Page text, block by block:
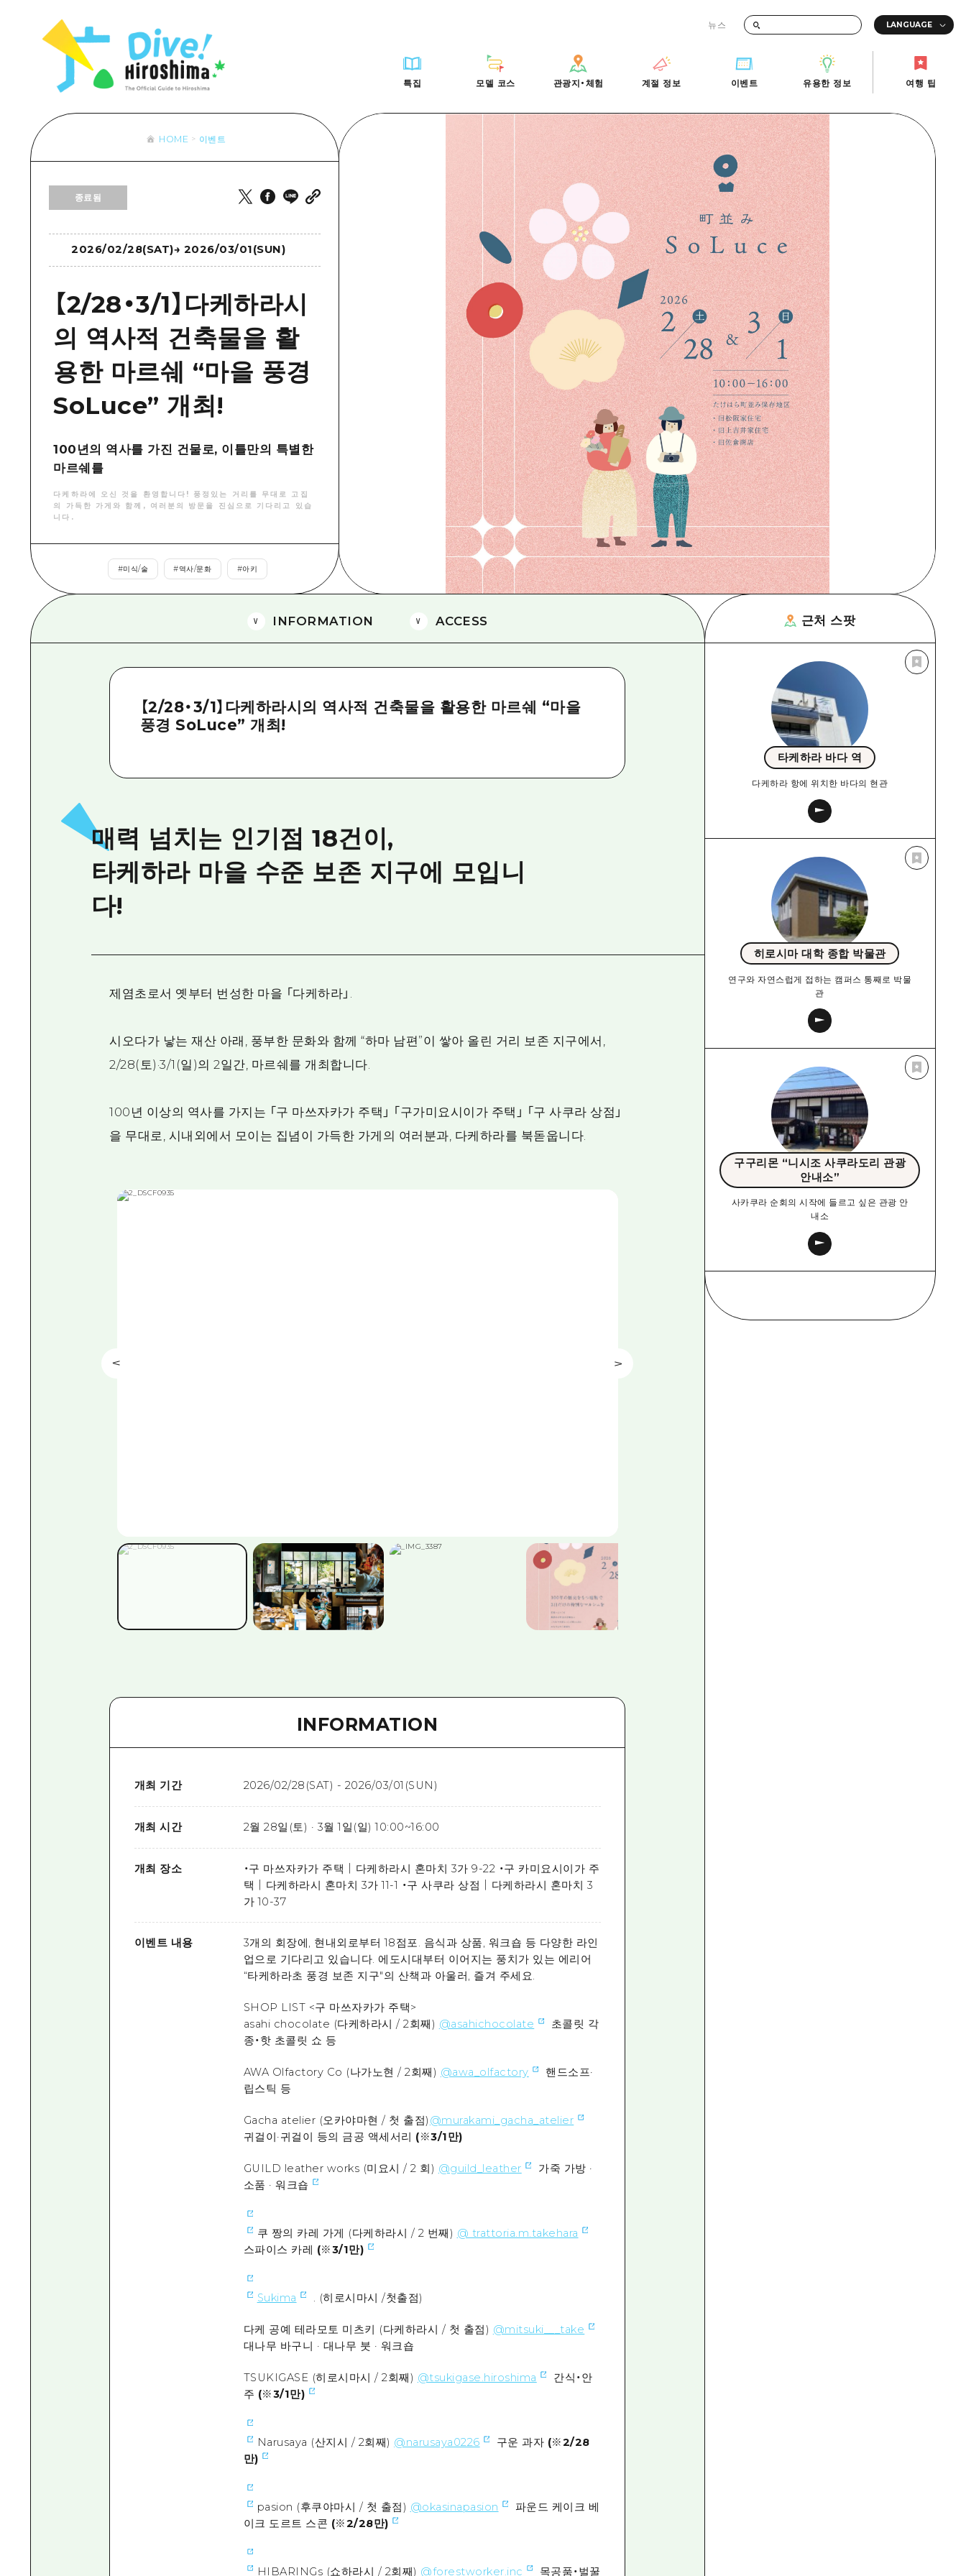
뉴스
특집
아트
자연
모델 코스
Hiroshima Moshimo Travel
히로시마시 주변
비북(備北)
게이호쿠(芸北)
미야지마(宮島) 주변
야마구치(山口)현 동부
빠른 여행
당일치기
반나절
1박 2일
2박 3일
관광지・체험
히로시마시 주변
아키(安芸)
빈고(備後)
비북(備北)
게이호쿠(芸北)
미야지마(宮島) 주변
야마구치(山口)현 동부
에히메(愛媛)현
시마네(島根)현
계절 정보
이벤트
유용한 정보
히로시마 OMOTENASHI 패스
HIROSHIMA FREE Wi-Fi
외국인 여행자용 거리 관광안내소
자원봉사 가이드
히로시마현내 매력을 동영상으로 소개!
자주 묻는 질문
사진 다운로드
재해가 발생했을 때의 교통 정보
관광 안내 책자
여행 팁
기준
역사/문화
Hiroshima Moshimo Travel
아키(安芸)
빈고(備後) 반나절
2박 3일
히로시마시 주변
아키(安芸)
미야지마(宮島) 주변
야마구치(山口)현 동부
에히메(愛媛)현
시마네(島根)현
목록
접근
보조 트래픽 요약
외국인 여행자용 거리 관광안내소
자원봉사 가이드
재해가 발생했을 때의 교통 정보
관광 안내 책자
HOME 이벤트
종료됨
2026/02/28(SAT)→ 2026/03/01(SUN)
【2/28・3/1】다케하라시
의 역사적 건축물을 활
용한 마르쉐 “마을 풍경
SoLuce” 개최!
100년의 역사를 가진 건물로, 이틀만의 특별한
마르쉐를
다케하라에 오신 것을 환영합니다! 풍정있는 거리를 무대로 고집
의 가득한 가게와 함께, 여러분의 방문을 진심으로 기다리고 있습
니다.
#미식/술 #역사/문화 #아키
INFORMATION ACCESS
【2/28・3/1】다케하라시의 역사적 건축물을 활용한 마르쉐 “마을
풍경 SoLuce” 개최!
매력 넘치는 인기점 18건이,
타케하라 마을 수준 보존 지구에 모입니
다!
제염초로서 옛부터 번성한 마을 「다케하라」.
시오다가 낳는 재산 아래, 풍부한 문화와 함께 “하마 남편”이 쌓아 올린 거리 보존 지구에서,
2/28(토)·3/1(일)의 2일간, 마르쉐를 개최합니다.
100년 이상의 역사를 가지는 「구 마쓰자카가 주택」 「구가미요시이가 주택」 「구 사쿠라 상점」
을 무대로, 시내외에서 모이는 집념이 가득한 가게의 여러분과, 다케하라를 북돋웁니다.
INFORMATION
개최 기간 2026/02/28(SAT) - 2026/03/01(SUN)
개최 시간 2월 28일(토) · 3월 1일(일) 10:00~16:00
개최 장소
・구 마쓰자카가 주택｜다케하라시 혼마치 3가 9-22 ・구 카미요시이가 주
택｜다케하라시 혼마치 3가 11-1 ・구 사쿠라 상점｜다케하라시 혼마치 3
가 10-37
이벤트 내용
3개의 회장에, 현내외로부터 18점포. 음식과 상품, 워크숍 등 다양한 라인
업으로 기다리고 있습니다. 에도시대부터 이어지는 풍치가 있는 에리어
“타케하라초 풍경 보존 지구"의 산책과 아울러, 즐겨 주세요.
SHOP LIST <구 마쓰자카가 주택>
asahi chocolate (다케하라시 / 2회째) @asahichocolate
초콜릿 각
종・핫 초콜릿 쇼 등
AWA Olfactory Co (나가노현 / 2회째) @awa_olfactory
핸드소프·
립스틱 등
Gacha atelier (오카야마현 / 첫 출점) @murakami_gacha_atelier
귀걸이·귀걸이 등의 금공 액세서리 (※3/1만)
GUILD leather works (미요시 / 2 회) @guild_leather
가죽 가방 ·
소품 · 워크숍
쿠 짱의 카레 가게 (다케하라시 / 2 번째) @ trattoria.m.takehara
스파이스 카레 (※3/1만)
Sukima . (히로시마시 /첫출점)
다케 공예 테라모토 미츠키 (다케하라시 / 첫 출점) @mitsuki___take
대나무 바구니 · 대나무 붓 · 워크숍
TSUKIGASE (히로시마시 / 2회째) @tsukigase.hiroshima
간식・안
주 (※3/1만)
Narusaya (산지시 / 2회째) @narusaya0226 구운 과자 (※2/28
만)
pasion (후쿠야마시 / 첫 출점) @okasinapasion
파운드 케이크 베
이크 도르트 스콘 (※2/28만)
HIBARINGs (쇼하라시 / 2회째) @forestworker.inc 목공품・벌꿀
근처 스팟
타케하라 바다 역
다케하라 항에 위치한 바다의 현관
히로시마 대학 종합 박물관
연구와 자연스럽게 접하는 캠퍼스 통째로 박물
관
구구리몬 “니시조 사쿠라도리 관광
안내소”
사카쿠라 순회의 시작에 들르고 싶은 관광 안
내소